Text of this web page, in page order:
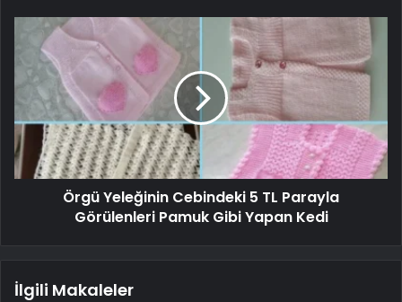
Örgü Yeleğinin Cebindeki 5 TL Parayla
Görülenleri Pamuk Gibi Yapan Kedi
İlgili Makaleler